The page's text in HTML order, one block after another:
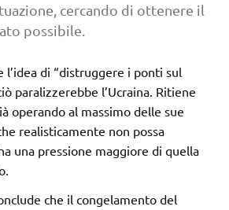
cercando di ottenere il
possibile.
l’idea di “distruggere i ponti sul
paralizzerebbe l’Ucraina. Ritiene
operando al massimo delle sue
realisticamente non possa
una pressione maggiore di quella
che il congelamento del